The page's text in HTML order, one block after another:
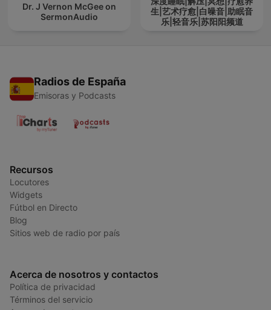
Dr. J Vernon McGee on
SermonAudio
生|艺术疗愈|白噪音|助眠音
乐|轻音乐|苏阳阳频道
Radios de España
Emisoras y Podcasts
Recursos
Locutores
Widgets
Fútbol en Directo
Blog
Sitios web de radio por país
Acerca de nosotros y contactos
Política de privacidad
Términos del servicio